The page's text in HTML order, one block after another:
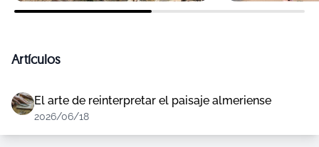
Artículos
El arte de reinterpretar el paisaje almeriense
2026/06/18